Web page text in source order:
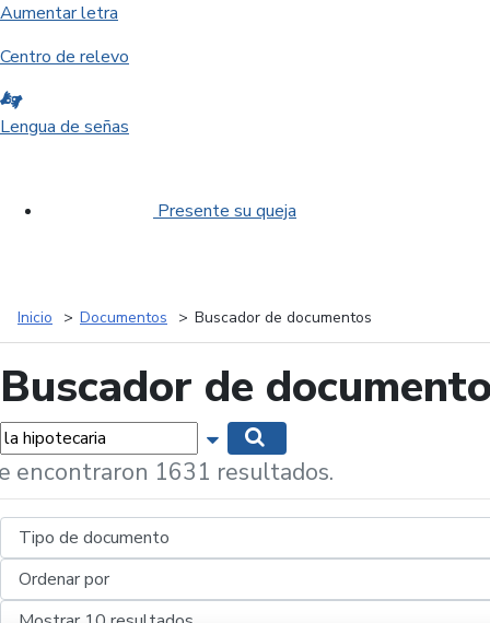
Aumentar letra
Centro de relevo
Lengua de señas
Presente su queja
Inicio Documentos Buscador de documentos
Buscador de
Mostrar opciones de búsqueda
encontraron 1631 resultados.